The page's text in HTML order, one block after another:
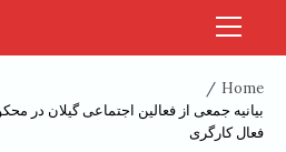
Primary
Home
بیانیه جمعی از فعالین اجتماعی گیلان در
فعال کارگری